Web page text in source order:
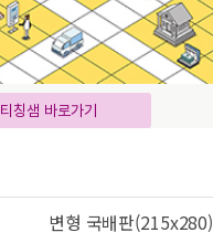
티칭샘 바로가기
변형 국배판(215x280)